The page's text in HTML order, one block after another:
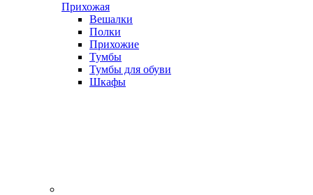
Прихожая
Вешалки
Полки
Прихожие
Тумбы
Тумбы для обуви
Шкафы